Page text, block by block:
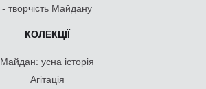
- творчість Майдану
КОЛЕКЦІЇ
Майдан: усна історія
Агітація